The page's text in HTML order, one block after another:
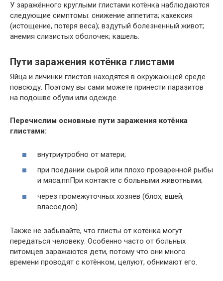
У заражённого круглыми глистами котёнка наблюдаются
следующие симптомы: снижение аппетита; кахексия
(истощение, потеря веса); вздутый болезненный живот;
анемия слизистых оболочек; кашель.
Пути заражения котёнка глистами
Яйца и личинки глистов находятся в окружающей среде
повсюду. Поэтому вы сами можете принести паразитов
на подошве обуви или одежде.
Перечислим основные пути заражения котёнка
глистами:
внутриутробно от матери;
при поедании сырой или плохо проваренной рыбы
и мяса;ппПри контакте с больными животными;
через промежуточных хозяев (блох, вшей,
власоедов).
Также не забывайте, что глисты от котёнка могут
передаться человеку. Особенно часто от больных
питомцев заражаются дети, потому что они много
времени проводят с котёнком, целуют, обнимают его.